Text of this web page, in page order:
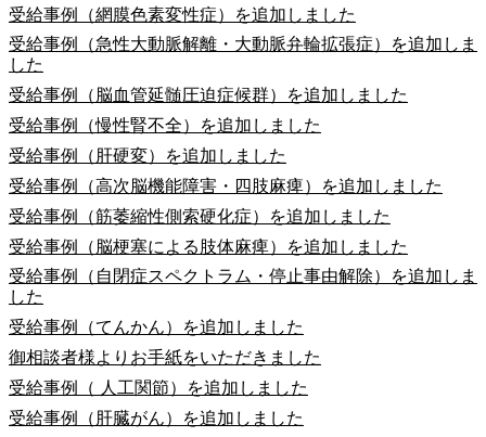
受給事例（網膜色素変性症）を追加しました
受給事例（急性大動脈解離・大動脈弁輪拡張症）を追加しま
した
受給事例（脳血管延髄圧迫症候群）を追加しました
受給事例（慢性腎不全）を追加しました
受給事例（肝硬変）を追加しました
受給事例（高次脳機能障害・四肢麻痺）を追加しました
受給事例（筋萎縮性側索硬化症）を追加しました
受給事例（脳梗塞による肢体麻痺）を追加しました
受給事例（自閉症スペクトラム・停止事由解除）を追加しま
した
受給事例（てんかん）を追加しました
御相談者様よりお手紙をいただきました
受給事例（ 人工関節）を追加しました
受給事例（肝臓がん）を追加しました